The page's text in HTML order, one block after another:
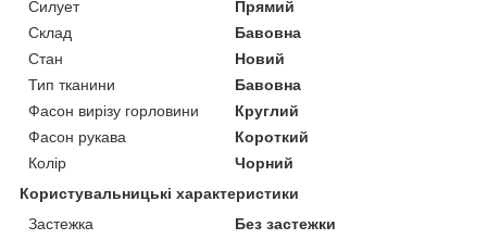
Силует
Прямий
Склад
Бавовна
Стан
Новий
Тип тканини
Бавовна
Фасон вирізу горловини
Круглий
Фасон рукава
Короткий
Колір
Чорний
Користувальницькі характеристики
Застежка
Без застежки